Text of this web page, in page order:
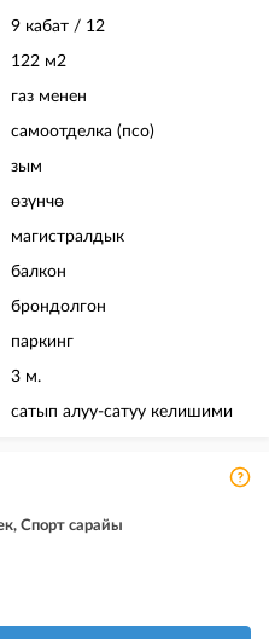
9 кабат / 12
122 м2
газ менен
самоотделка (псо)
зым
өзүнчө
магистралдык
балкон
брондолгон
паркинг
3 м.
сатып алуу-сатуу келишими
Спорт сарайы